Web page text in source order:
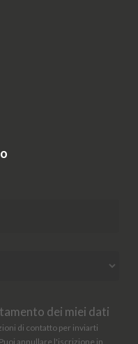
dei miei dati
di contatto per inviarti
annullare l'iscrizione in